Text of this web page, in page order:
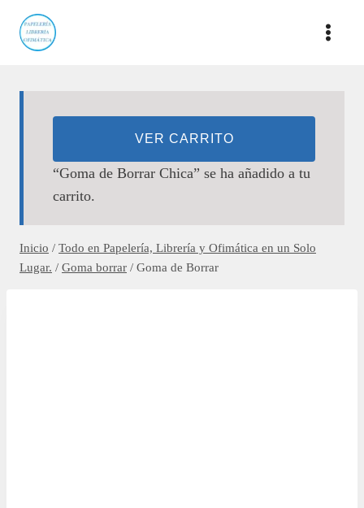
Saltar
contenido
“Goma de Borrar Chica” se ha añadido a tu
carrito.
VER CARRITO
Inicio / Todo en Papelería, Librería y Ofimática en un Solo
Lugar. / Goma borrar / Goma de Borrar